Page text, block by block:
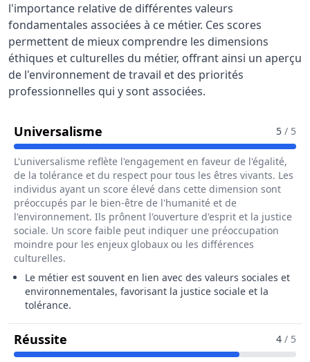
l'importance relative de différentes valeurs
fondamentales associées à ce métier. Ces scores
permettent de mieux comprendre les dimensions
éthiques et culturelles du métier, offrant ainsi un aperçu
de l'environnement de travail et des priorités
professionnelles qui y sont associées.
Universalisme Pour Le Métier De Poseur / 5 / 5
L'universalisme reflète l'engagement en faveur de l'égalité,
de la tolérance et du respect pour tous les êtres vivants. Les
individus ayant un score élevé dans cette dimension sont
préoccupés par le bien-être de l'humanité et de
l'environnement. Ils prônent l'ouverture d'esprit et la justice
sociale. Un score faible peut indiquer une préoccupation
moindre pour les enjeux globaux ou les différences
culturelles.
Le métier est souvent en lien avec des valeurs sociales et
environnementales, favorisant la justice sociale et la
tolérance.
Réussite Pour Le Métier De Poseur / Poseuse
4 / 5